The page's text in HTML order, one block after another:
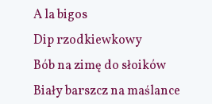
A la bigos
Dip rzodkiewkowy
Bób na zimę do słoików
Biały barszcz na maślance